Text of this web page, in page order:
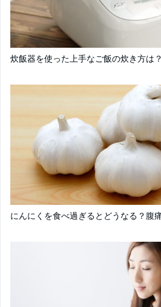
炊飯器を使った上手なご飯の炊き方は
にんにくを食べ過ぎるとどうなる？腹